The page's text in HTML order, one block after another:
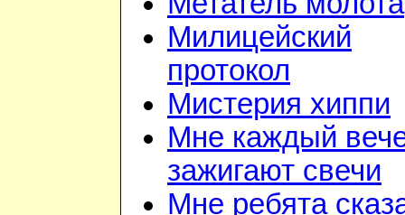
Милицейский
протокол
Мистерия хиппи
Мне каждый
зажигают свечи
Мне ребята